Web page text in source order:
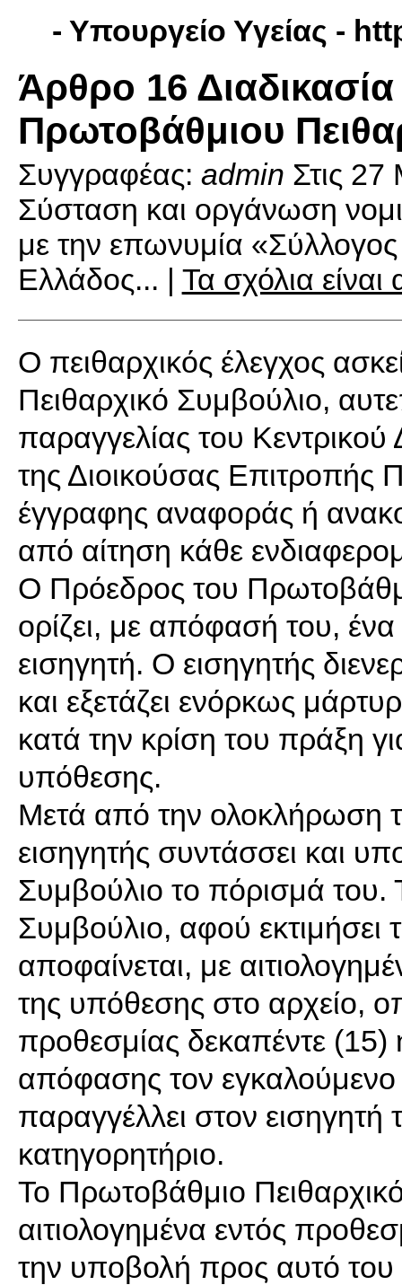
- Υπουργείο Υγείας -
Άρθρο 16
Πρωτοβάθμιου
Συγγραφέας: admin Στις 27
Σύσταση και οργάνωση
με την επωνυμία
Ελλάδος... | Τα σχόλια
Ο πειθαρχικός έλεγχος
Πειθαρχικό Συμβούλιο,
παραγγελίας του
της Διοικούσας Επιτροπής
έγγραφης αναφοράς ή
από αίτηση κάθε
Ο Πρόεδρος του
ορίζει, με απόφασή του,
εισηγητή. Ο εισηγητής
και εξετάζει ενόρκως
κατά την κρίση του πράξη
υπόθεσης.
Μετά από την ολοκλήρωση
εισηγητής συντάσσει και
Συμβούλιο το πόρισμά
Συμβούλιο, αφού εκτιμήσει
αποφαίνεται, με
της υπόθεσης στο αρχείο,
προθεσμίας δεκαπέντε
απόφασης τον εγκαλούμενο
παραγγέλλει στον
κατηγορητήριο.
Το Πρωτοβάθμιο
αιτιολογημένα εντός
την υποβολή προς αυτό του